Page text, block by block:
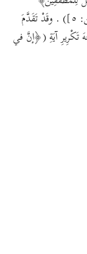
[المطففين: ١]) إلى قَوْلِهِ (﴿لِيَوْمٍ عَظِيمٍ﴾ [المطففين: ٥]) . وقَدْ تَقَدَّمَ
تَكْرِيرِ آيَةِ (﴿إنَّ في